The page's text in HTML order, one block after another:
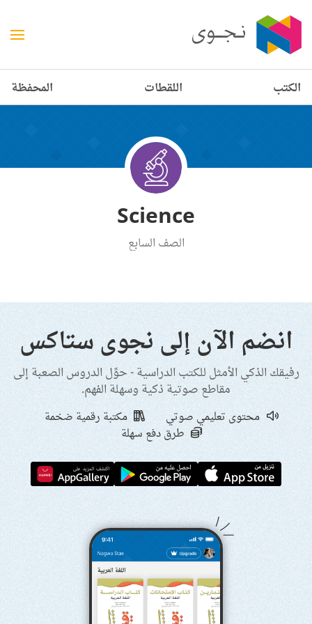
الكتب اللقطات المحفظة
Science
الصف السابع
انضم الآن إلى نجوى ستاكس
رفيقك الذكي الأمثل للكتب الدراسية - حوِّل الدروس الصعبة إلى
مقاطع صوتية ذكية وسهلة الفهم.
محتوى تعليمي صوتي
مكتبة رقمية ضخمة
طرق دفع سهلة